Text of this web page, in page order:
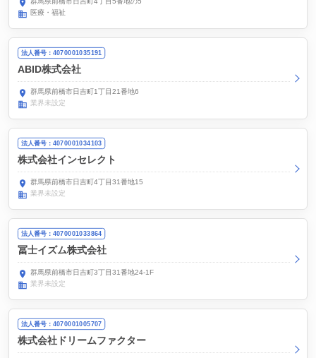
医療・福祉
法人番号：4070001035191
ABID株式会社
群馬県前橋市日吉町1丁目21番地6
業界未設定
法人番号：4070001034103
株式会社インセレクト
群馬県前橋市日吉町4丁目31番地15
業界未設定
法人番号：4070001033864
冨士イズム株式会社
群馬県前橋市日吉町3丁目31番地24-1F
業界未設定
法人番号：4070001005707
株式会社ドリームファクター